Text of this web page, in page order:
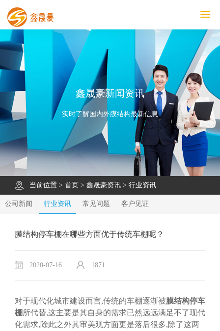
鑫晟豪首页
产品中心
工程案例
膜结构车棚
污水池反吊膜加盖
鑫晟豪资讯
关于鑫晟豪
联系鑫晟豪
鑫晟豪新闻资讯
实时了解国内外膜结构最新信息
当前位置 > 首页 > 鑫晟豪资讯 > 行业资讯
公司新闻 行业资讯 常见问题 客户见证
膜结构停车棚在哪些方面优于传统车棚呢？
2020-07-16 1871
对于现代化城市建设而言,传统的车棚逐渐被膜结构停车
棚 所代替,这主要是其自身的需求已然远远满足不了现代
化需求,除此之外其审美观方面更是落后很多,除了这两